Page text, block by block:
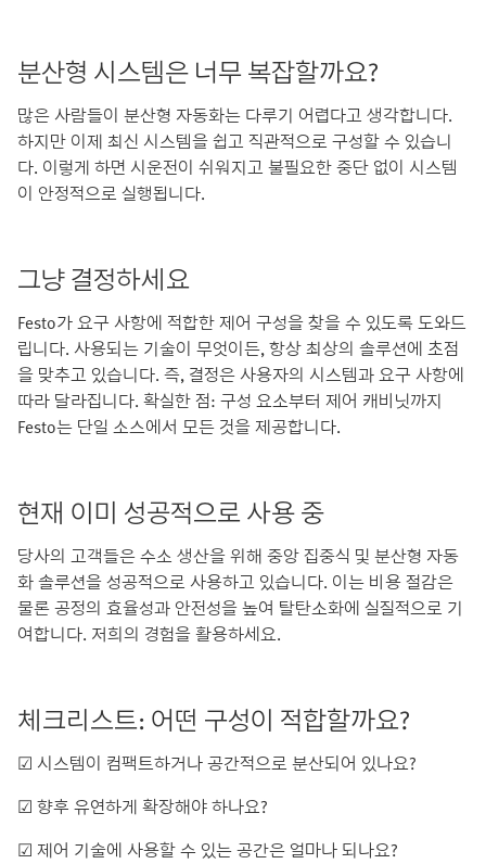
분산형 시스템은 너무 복잡할까요?
많은 사람들이 분산형 자동화는 다루기 어렵다고 생각합니다.
하지만 이제 최신 시스템을 쉽고 직관적으로 구성할 수 있습니
다. 이렇게 하면 시운전이 쉬워지고 불필요한 중단 없이 시스템
이 안정적으로 실행됩니다.
그냥 결정하세요
Festo가 요구 사항에 적합한 제어 구성을 찾을 수 있도록 도와드
립니다. 사용되는 기술이 무엇이든, 항상 최상의 솔루션에 초점
을 맞추고 있습니다. 즉, 결정은 사용자의 시스템과 요구 사항에
따라 달라집니다. 확실한 점: 구성 요소부터 제어 캐비닛까지
Festo는 단일 소스에서 모든 것을 제공합니다.
현재 이미 성공적으로 사용 중
당사의 고객들은 수소 생산을 위해 중앙 집중식 및 분산형 자동
화 솔루션을 성공적으로 사용하고 있습니다. 이는 비용 절감은
물론 공정의 효율성과 안전성을 높여 탈탄소화에 실질적으로 기
여합니다. 저희의 경험을 활용하세요.
체크리스트: 어떤 구성이 적합할까요?
☑ 시스템이 컴팩트하거나 공간적으로 분산되어 있나요?
☑ 향후 유연하게 확장해야 하나요?
☑ 제어 기술에 사용할 수 있는 공간은 얼마나 되나요?